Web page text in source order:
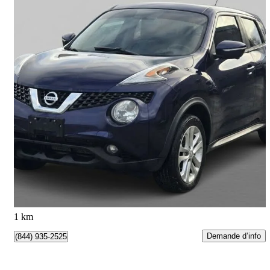
2016 Nissan Juke
SL AWD 165 000 km
6 950 $ Bonne affaire
122 $/mois env.
1 km
(844) 935-2525 Demande d’info